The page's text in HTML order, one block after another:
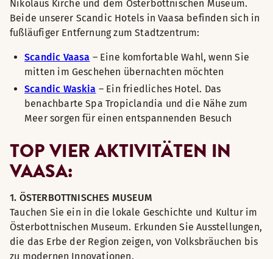
Nikolaus Kirche und dem Österbottnischen Museum.
Beide unserer Scandic Hotels in Vaasa befinden sich in
fußläufiger Entfernung zum Stadtzentrum:
Scandic Vaasa – Eine komfortable Wahl, wenn Sie
mitten im Geschehen übernachten möchten
Scandic Waskia – Ein friedliches Hotel. Das
benachbarte Spa Tropiclandia und die Nähe zum
Meer sorgen für einen entspannenden Besuch
TOP VIER AKTIVITÄTEN IN
VAASA:
1. ÖSTERBOTTNISCHES MUSEUM
Tauchen Sie ein in die lokale Geschichte und Kultur im
Österbottnischen Museum. Erkunden Sie Ausstellungen,
die das Erbe der Region zeigen, von Volksbräuchen bis
zu modernen Innovationen.